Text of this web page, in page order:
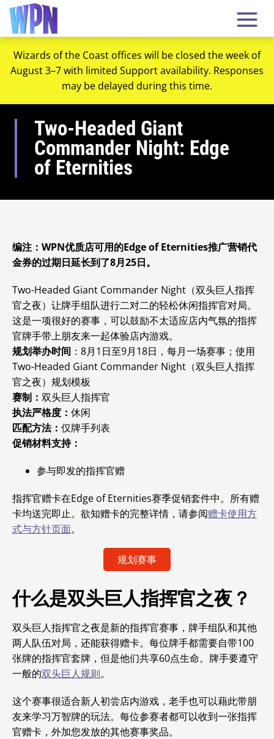
Wizards of the Coast offices will be closed the week of
August 3–7 with limited Support availability. Responses
may be delayed during this time.
Two-Headed Giant
Commander Night: Edge
of Eternities
编注：WPN优质店可用的Edge of Eternities推广营销代
金券的过期日延长到了8月25日。
Two-Headed Giant Commander Night（双头巨人指挥
官之夜）让牌手组队进行二对二的轻松休闲指挥官对局。
这是一项很好的赛事，可以鼓励不太适应店内气氛的指挥
官牌手带上朋友来一起体验店内游戏。
规划举办时间 ：8月1日至9月18日，每月一场赛事；使用
Two-Headed Giant Commander Night（双头巨人指挥
官之夜）规划模板
赛制： 双头巨人指挥官
执法严格度： 休闲
匹配方法： 仅牌手列表
促销材料支持：
参与即发的指挥官赠
指挥官赠卡在Edge of Eternities赛季促销套件中。所有赠
卡均送完即止。欲知赠卡的完整详情，请参阅赠卡使用方
式与方针页面。
规划赛事
什么是双头巨人指挥官之夜？
双头巨人指挥官之夜是新的指挥官赛事，牌手组队和其他
两人队伍对局，还能获得赠卡。每位牌手都需要自带100
张牌的指挥官套牌，但是他们共享60点生命。牌手要遵守
一般的双头巨人规则。
这个赛事很适合新人初尝店内游戏，老手也可以藉此带朋
友来学习万智牌的玩法。 每位参赛者都可以收到一张指挥
官赠卡，外加您发放的其他赛事奖品。